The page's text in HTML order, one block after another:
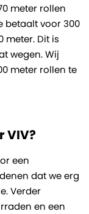
meter rollen
betaalt voor 300
meter. Dit is
wegen. Wij
meter rollen te
VIV?
een
dat we erg
Verder
en een